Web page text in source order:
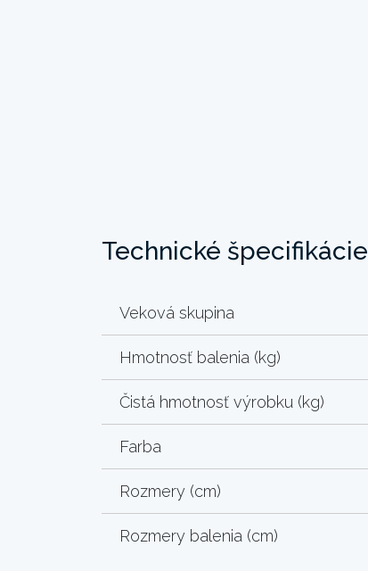
Technické špecifikácie
Veková skupina
Hmotnosť balenia (kg)
Čistá hmotnosť výrobku (kg)
Farba
Rozmery (cm)
Rozmery balenia (cm)